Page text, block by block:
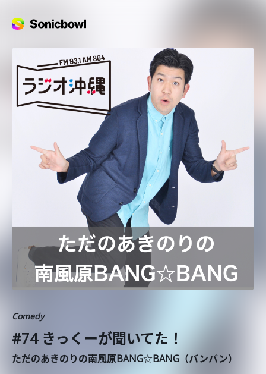
Comedy
#74 きっくーが聞いてた！
ただのあきのりの南風原BANG☆BANG（バンバン）